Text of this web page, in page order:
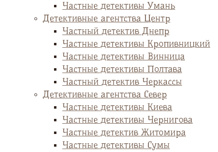
Частные детективы Умань
Детективные агентства Центр
Частный детектив Днепр
Частные детективы Кропивницкий
Частные детективы Винница
Частные детективы Полтава
Частный детектив Черкассы
Детективные агентства Север
Частные детективы Киева
Частные детективы Чернигова
Частные детектив Житомира
Частные детективы Сумы